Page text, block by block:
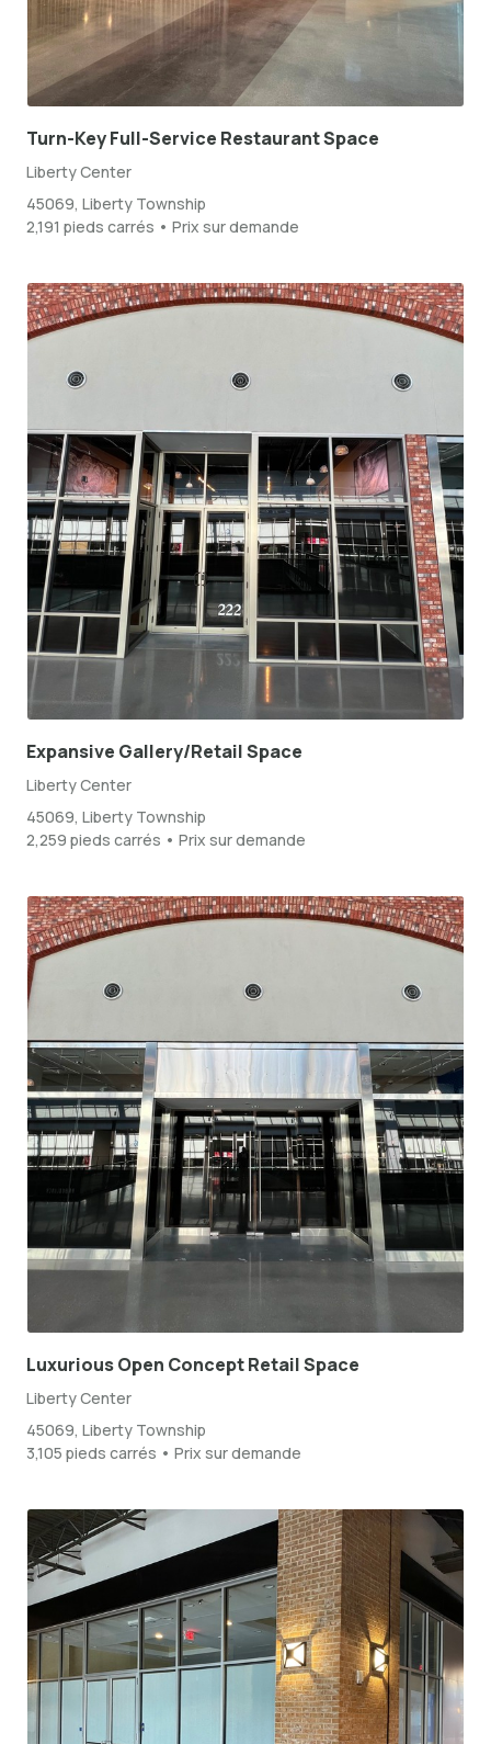
Turn-Key Full-Service Restaurant Space
Liberty Center
45069, Liberty Township
2,191 pieds carrés • Prix sur demande
Expansive Gallery/Retail Space
Liberty Center
45069, Liberty Township
2,259 pieds carrés • Prix sur demande
Luxurious Open Concept Retail Space
Liberty Center
45069, Liberty Township
3,105 pieds carrés • Prix sur demande